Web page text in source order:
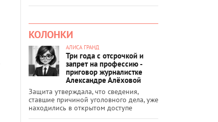
КОЛОНКИ
АЛИСА ГРАНД
Три года с отсрочкой и
запрет на профессию -
приговор журналистке
Александре Алёховой
Защита утверждала, что сведения,
ставшие причиной уголовного дела, уже
находились в открытом доступе